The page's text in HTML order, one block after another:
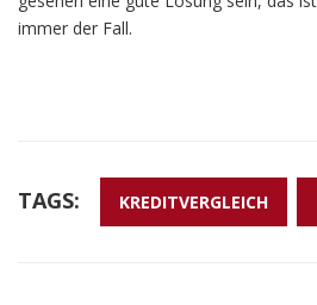
immer der Fall.
TAGS: KREDITVERGLEICH